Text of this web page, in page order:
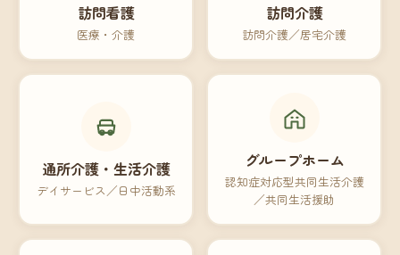
訪問看護
医療・介護
訪問介護
訪問介護／居宅介護
通所介護・生活介護
デイサービス／日中活動系
グループホーム
認知症対応型共同生活介護
／共同生活援助